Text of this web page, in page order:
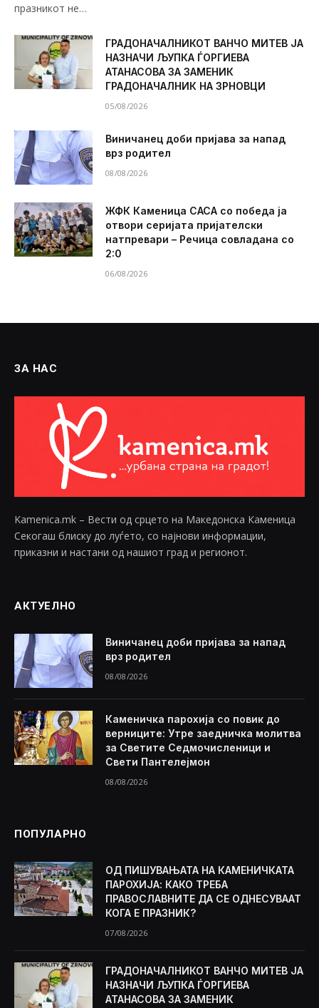
празникот не…
ГРАДОНАЧАЛНИКОТ ВАНЧО МИТЕВ ЈА
НАЗНАЧИ ЉУПКА ЃОРГИЕВА
АТАНАСОВА ЗА ЗАМЕНИК
ГРАДОНАЧАЛНИК НА ЗРНОВЦИ
05/08/2026
Виничанец доби пријава за напад
врз родител
08/08/2026
ЖФК Каменица САСА со победа ја
отвори серијата пријателски
натпревари – Речица совладана со
2:0
06/08/2026
ЗА НАС
Kamenica.mk – Вести од срцето на Македонска Каменица
Секогаш блиску до луѓето, со најнови информации,
приказни и настани од нашиот град и регионот.
АКТУЕЛНО
Виничанец доби пријава за напад
врз родител
08/08/2026
Каменичка парохија со повик до
верниците: Утре заедничка молитва
за Светите Седмочисленици и
Свети Пантелејмон
08/08/2026
ПОПУЛАРНО
ОД ПИШУВАЊАТА НА КАМЕНИЧКАТА
ПАРОХИЈА: КАКО ТРЕБА
ПРАВОСЛАВНИТЕ ДА СЕ ОДНЕСУВААТ
КОГА Е ПРАЗНИК?
07/08/2026
ГРАДОНАЧАЛНИКОТ ВАНЧО МИТЕВ ЈА
НАЗНАЧИ ЉУПКА ЃОРГИЕВА
АТАНАСОВА ЗА ЗАМЕНИК